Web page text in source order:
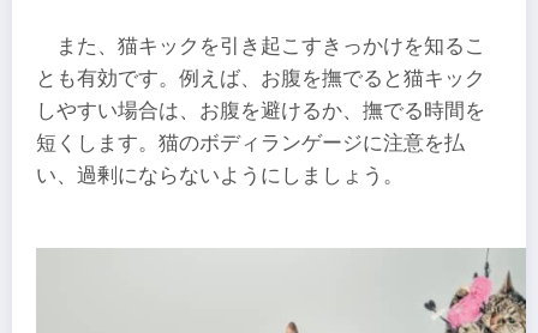
また、猫キックを引き起こすきっかけを知るこ
とも有効です。例えば、お腹を撫でると猫キック
しやすい場合は、お腹を避けるか、撫でる時間を
短くします。猫のボディランゲージに注意を払
い、過剰にならないようにしましょう。